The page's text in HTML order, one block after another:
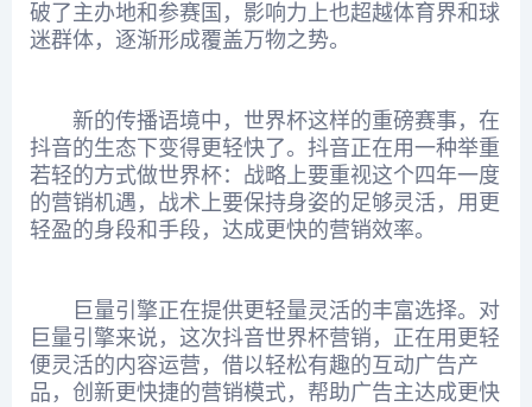
破了主办地和参赛国，影响力上也超越体育界和球
迷群体，逐渐形成覆盖万物之势。
新的传播语境中，世界杯这样的重磅赛事，在
抖音的生态下变得更轻快了。抖音正在用一种举重
若轻的方式做世界杯：战略上要重视这个四年一度
的营销机遇，战术上要保持身姿的足够灵活，用更
轻盈的身段和手段，达成更快的营销效率。
巨量引擎正在提供更轻量灵活的丰富选择。对
巨量引擎来说，这次抖音世界杯营销，正在用更轻
便灵活的内容运营，借以轻松有趣的互动广告产
品，创新更快捷的营销模式，帮助广告主达成更快